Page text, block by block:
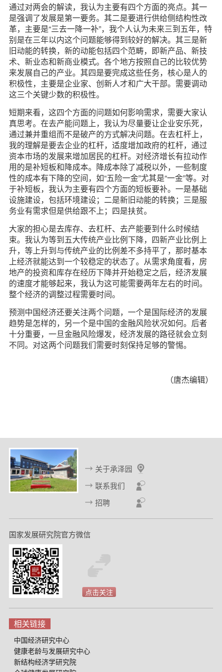
通过对两会的解读，我认为主要有四个方面的亮点。其一
是强调了发展是第一要务。其二是要进行供给侧结构性改
革，主要是“三去一降一补”，我个人认为未来三到五年，特
别是在三年以内这个问题能够得到较好的解决。其三是新
旧动能的转换，新的动能包括四个范畴，即新产品、新技
术、新业态和新商业模式。各个地方按照自己的比较优势
来发展自己的产业。其四是要完成这些任务，核心是人的
积极性，主要是企业家、创新人才和广大干部。需要调动
这三个关键少数的积极性。
短期来看，这四个方面的问题如何影响需求，需要大家认
真思考。在去产能问题上，我认为尽量要让企业安乐死，
通过兼并重组而不是破产的方式解决问题。在去杠杆上，
我的理解是要去企业的杠杆，适度增加政府的杠杆，通过
资本市场的发展来增加居民的杠杆。对经济增长有拉动作
用的是补短板和降成本。降成本除了减税以外，一些制度
性的成本有下降的空间，如“五险一金”尤其是“一金”等。对
于补短板，我认为主要有四个方面的短板要补。一是基础
设施建设，包括环境建设；二是新旧动能的转换；三是服
务业有需求但是供给跟不上；四是扶贫。
大家的担心是去库存、去杠杆、去产能要到什么时候结
束。我认为等到五大传统产业比例下降，四新产业比例上
升，等上升到与传统产业的比例差不多持平了，那时基本
上经济就能达到一个较稳定的状态了。从需求角度看，房
地产的投资和库存在经历下降并开始稳定之后，经济发展
的速度才能够起来，我认为这可能需要两年左右的时间。
整个经济的调整过程需要时间。
预测中国经济还要关注两个问题，一个是国际经济的发展
趋势是怎样的，另一个是中国的金融风险状况如何。后者
十分重要，一旦金融风险爆发，经济发展的路径就会立刻
不同。对这两个问题我们需要时刻保持足够的警惕。
（唐杰编辑）
关于承泽园
联系我们
招聘
国家发展研究院官方微信
点击关注
相关链接
中国经济研究中心
健康老龄与发展研究中心
新结构经济学研究院